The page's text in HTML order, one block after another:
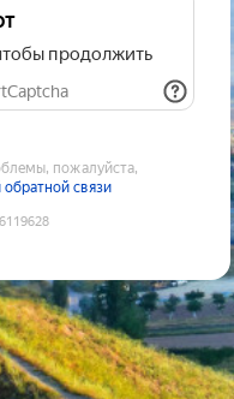
продолжить
пожалуйста,
связи